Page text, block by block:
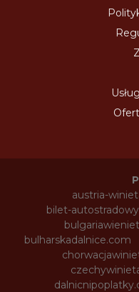
austria-
bilet-
bulharskadalnice.com